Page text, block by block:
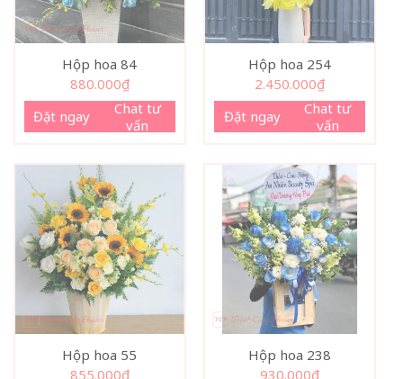
Hộp hoa 84
880.000₫
Đặt ngay
Chat tư
vấn
Hộp hoa 254
2.450.000₫
Đặt ngay
Chat tư
vấn
Hộp hoa 55
855.000₫
Hộp hoa 238
930.000₫